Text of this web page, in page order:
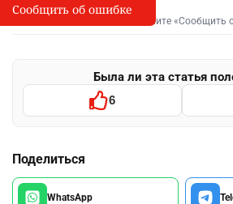
I
Сообщить об опечатке
Выделите фрагмент и нажмите «Сообщить
Была ли эта статья
6
Поделиться
WhatsApp
Сообщить об ошибке